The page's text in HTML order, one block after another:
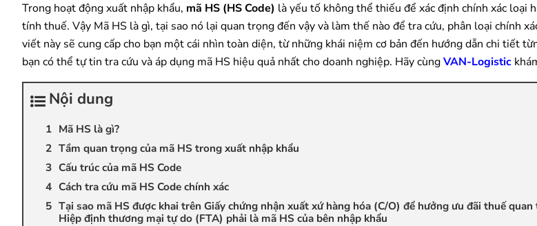
Trong hoạt động xuất nhập khẩu, mã HS (HS Code) là yếu tố không thể thiếu để xác định chính xác loại
tính thuế. Vậy Mã HS là gì, tại sao nó lại quan trọng đến vậy và làm thế nào để tra cứu, phân loại chính
viết này sẽ cung cấp cho bạn một cái nhìn toàn diện, từ những khái niệm cơ bản đến hướng dẫn chi tiết
bạn có thể tự tin tra cứu và áp dụng mã HS hiệu quả nhất cho doanh nghiệp. Hãy cùngVAN-Logistic
Nội dung
Mã HS là gì?
Tầm quan trọng của mã HS trong xuất nhập khẩu
Cấu trúc của mã HS Code
Cách tra cứu mã HS Code chính xác
Tại sao mã HS được khai trên Giấy chứng nhận xuất xứ hàng hóa (C/O) để hưởng ưu đãi thuế quan
Hiệp định thương mại tự do (FTA) phải là mã HS của bên nhập khẩu